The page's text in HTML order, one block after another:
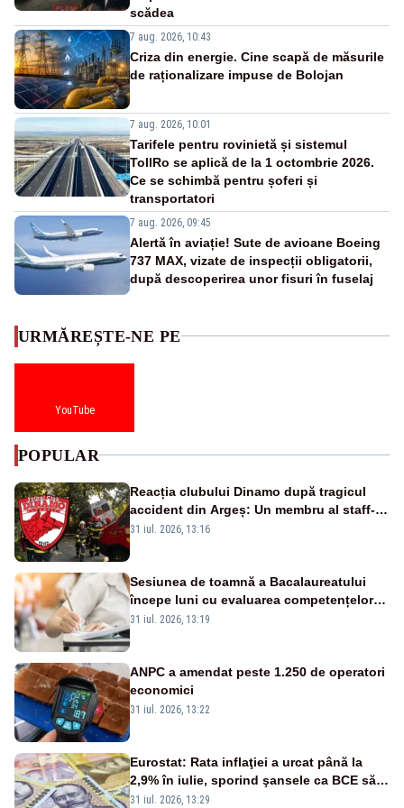
scădea
7 aug. 2026, 10:43
Criza din energie. Cine scapă de măsurile
de raționalizare impuse de Bolojan
7 aug. 2026, 10:01
Tarifele pentru rovinietă și sistemul
TollRo se aplică de la 1 octombrie 2026.
Ce se schimbă pentru șoferi și
transportatori
7 aug. 2026, 09:45
Alertă în aviație! Sute de avioane Boeing
737 MAX, vizate de inspecții obligatorii,
după descoperirea unor fisuri în fuselaj
URMĂREȘTE-NE PE
YouTube
POPULAR
Reacția clubului Dinamo după tragicul
accident din Argeș: Un membru al staff-
ului medical a murit, antrenorul Adrian
31 iul. 2026, 13:16
Sesiunea de toamnă a Bacalaureatului
începe luni cu evaluarea competențelor
orale la Limba română
31 iul. 2026, 13:19
ANPC a amendat peste 1.250 de operatori
economici
31 iul. 2026, 13:22
Eurostat: Rata inflaţiei a urcat până la
2,9% în iulie, sporind şansele ca BCE să
majoreze dobânda
31 iul. 2026, 13:29